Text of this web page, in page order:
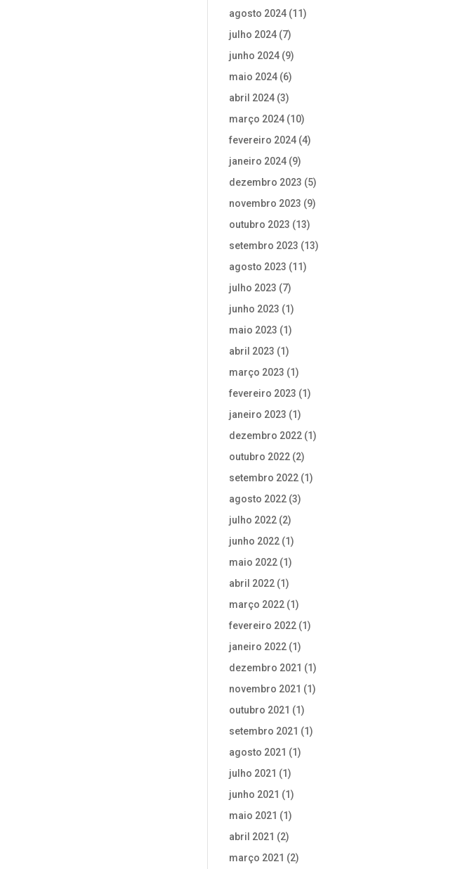
agosto 2024 (11)
julho 2024 (7)
junho 2024 (9)
maio 2024 (6)
abril 2024 (3)
março 2024 (10)
fevereiro 2024 (4)
janeiro 2024 (9)
dezembro 2023 (5)
novembro 2023 (9)
outubro 2023 (13)
setembro 2023 (13)
agosto 2023 (11)
julho 2023 (7)
junho 2023 (1)
maio 2023 (1)
abril 2023 (1)
março 2023 (1)
fevereiro 2023 (1)
janeiro 2023 (1)
dezembro 2022 (1)
outubro 2022 (2)
setembro 2022 (1)
agosto 2022 (3)
julho 2022 (2)
junho 2022 (1)
maio 2022 (1)
abril 2022 (1)
março 2022 (1)
fevereiro 2022 (1)
janeiro 2022 (1)
dezembro 2021 (1)
novembro 2021 (1)
outubro 2021 (1)
setembro 2021 (1)
agosto 2021 (1)
julho 2021 (1)
junho 2021 (1)
maio 2021 (1)
abril 2021 (2)
março 2021 (2)